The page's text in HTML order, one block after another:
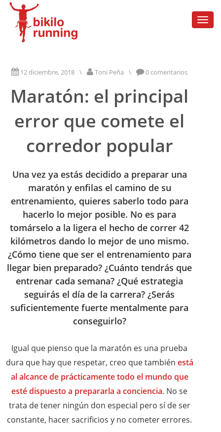
12 diciembre, 2018 \ Toni Peña \ 0 comentarios
Maratón: el principal
error que comete el
corredor popular
Una vez ya estás decidido a preparar una
maratón y enfilas el camino de su
entrenamiento, quieres saberlo todo para
hacerlo lo mejor posible. No es para
tomárselo a la ligera el hecho de correr 42
kilómetros dando lo mejor de uno mismo.
¿Cómo tiene que ser el entrenamiento para
llegar bien preparado? ¿Cuánto tendrás que
entrenar cada semana? ¿Qué estrategia
seguirás el día de la carrera? ¿Serás
suficientemente fuerte mentalmente para
conseguirlo?
Igual que pienso que la maratón es una prueba
dura que hay que respetar, creo que también está
al alcance de prácticamente todo el mundo que
esté dispuesto a prepararla a conciencia. No se
trata de tener ningún don especial pero sí de ser
constante, hacer sacrificios y no cometer errores.